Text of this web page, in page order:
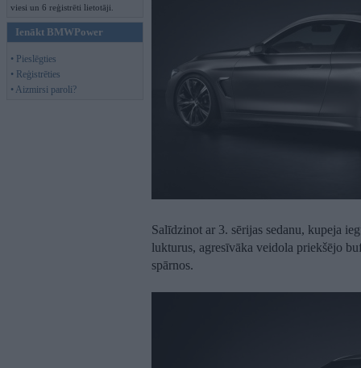
viesi un 6 reģistrēti lietotāji.
Ienākt BMWPower
• Pieslēgties
• Reģistrēties
• Aizmirsi paroli?
Salīdzinot ar 3. sērijas sedanu, kupeja
lukturus, agresīvāka veidola priekšējo
spārnos.